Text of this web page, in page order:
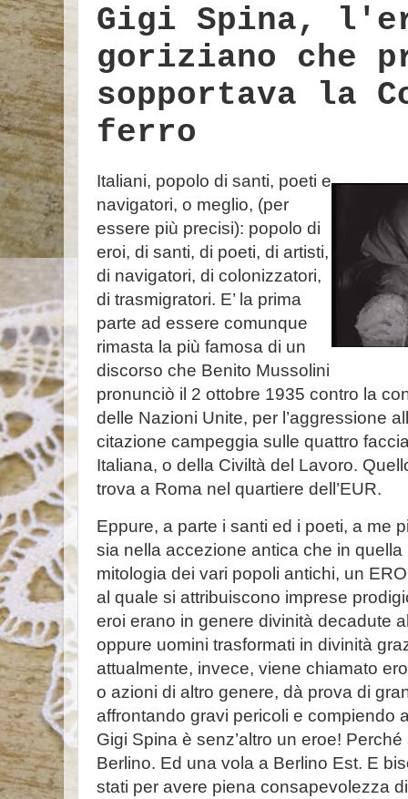
Gigi Spina,
goriziano che
sopportava la
ferro
Italiani, popolo di santi, poeti e
navigatori, o meglio, (per
essere più precisi): popolo di
eroi, di santi, di poeti, di artisti,
di navigatori, di colonizzatori,
di trasmigratori. E’ la prima
parte ad essere comunque
rimasta la più famosa di un
discorso che Benito Mussolini
pronunciò il 2 ottobre 1935 contro la
delle Nazioni Unite, per l’aggressione
citazione campeggia sulle quattro
Italiana, o della Civiltà del Lavoro.
trova a Roma nel quartiere dell’EUR.
Eppure, a parte i santi ed i poeti, a me
sia nella accezione antica che in
mitologia dei vari popoli antichi, un
al quale si attribuiscono imprese
eroi erano in genere divinità decadute
oppure uomini trasformati in divinità
attualmente, invece, viene chiamato
o azioni di altro genere, dà prova di
affrontando gravi pericoli e compiendo
Gigi Spina è senz’altro un eroe!
Berlino. Ed una vola a Berlino Est. E
stati per avere piena consapevolezza